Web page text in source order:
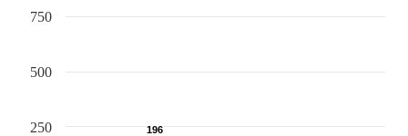
196
196
250
500
750